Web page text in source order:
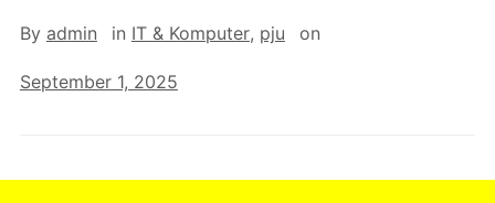
By admin in IT & Komputer, pju on
September 1, 2025